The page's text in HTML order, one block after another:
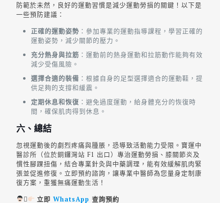
防範於未然，良好的運動習慣是減少運動勞損的關鍵！以下是
一些預防建議：
正確的運動姿勢 ：參加專業的運動指導課程，學習正確的
運動姿勢，減少關節的壓力。
充分熱身與拉筋 ：運動前的熱身運動和拉筋動作能夠有效
減少受傷風險。
選擇合適的裝備 ：根據自身的足型選擇適合的運動鞋，提
供足夠的支撐和緩震。
定期休息和恢復 ：避免過度運動，給身體充分的恢復時
間，確保肌肉得到休息。
六、總結
忽視運動後的劇烈疼痛與腫脹，恐導致活動能力受限。寶運中
醫診所（位於銅鑼灣站 F1 出口）專治運動勞損、膝關節炎及
慣性腳踝扭傷，結合專業針灸與中藥調理，能有效緩解肌肉緊
張並促進修復。立即預約諮詢，讓專業中醫師為您量身定制康
復方案，重獲無痛運動生活！
‍⚕
立即 WhatsApp 查詢預約